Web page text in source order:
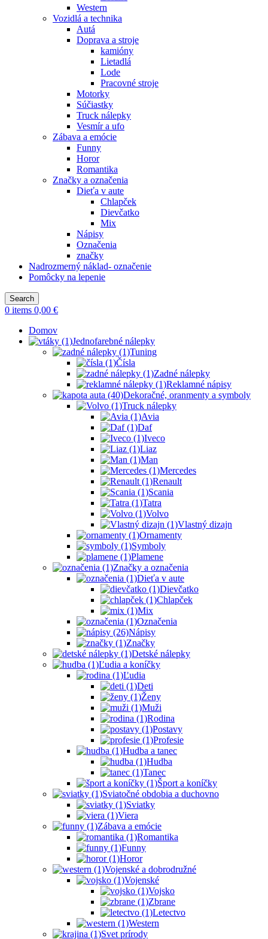
Western
Vozidlá a technika
Autá
Doprava a stroje
kamióny
Lietadlá
Lode
Pracovné stroje
Motorky
Súčiastky
Truck nálepky
Vesmír a ufo
Zábava a emócie
Funny
Horor
Romantika
Značky a označenia
Dieťa v aute
Chlapček
Dievčatko
Mix
Nápisy
Označenia
značky
Nadrozmerný náklad- označenie
Pomôcky na lepenie
Search
0 items 0,00 €
Domov
Jednofarebné nálepky
Tuning
Čísla
Zadné nálepky
Reklamné nápisy
Dekoračné, oranmenty a symboly
Truck nálepky
Avia
Daf
Iveco
Liaz
Man
Mercedes
Renault
Scania
Tatra
Volvo
Vlastný dizajn
Ornamenty
Symboly
Plamene
Značky a označenia
Dieťa v aute
Dievčatko
Chlapček
Mix
Označenia
Nápisy
Značky
Detské nálepky
Ľudia a koníčky
Ľudia
Deti
Ženy
Muži
Rodina
Postavy
Profesie
Hudba a tanec
Hudba
Tanec
Šport a koníčky
Sviatočné obdobia a duchovno
Sviatky
Viera
Zábava a emócie
Romantika
Funny
Horor
Vojenské a dobrodružné
Vojenské
Vojsko
Zbrane
Letectvo
Western
Svet prírody